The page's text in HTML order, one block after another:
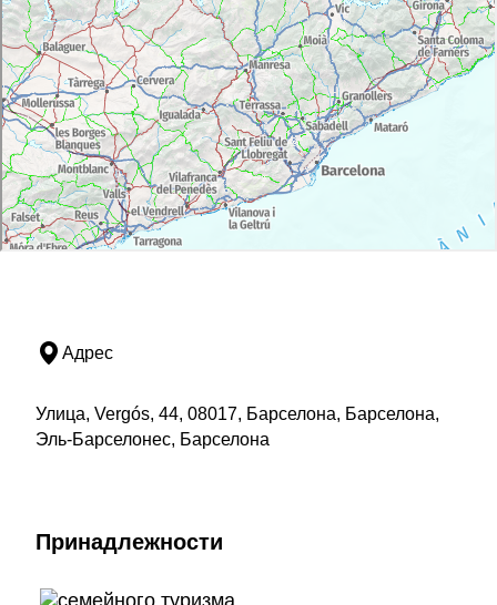
Адрес
Улица, Vergós, 44, 08017, Барселона, Барселона,
Эль-Барселонес, Барселона
Принадлежности